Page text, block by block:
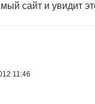
сайт и увидит
11:46